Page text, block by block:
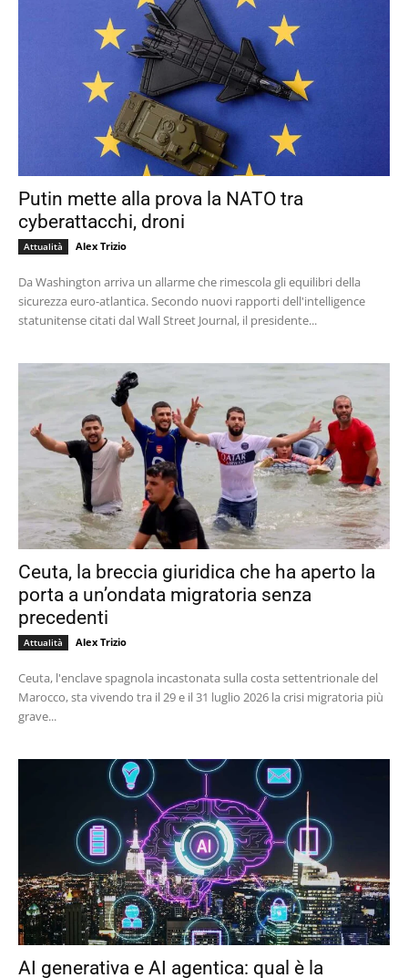
Putin mette alla prova la NATO tra
cyberattacchi, droni
Attualità Alex Trizio
Da Washington arriva un allarme che rimescola gli equilibri della
sicurezza euro-atlantica. Secondo nuovi rapporti dell'intelligence
statunitense citati dal Wall Street Journal, il presidente...
Ceuta, la breccia giuridica che ha aperto la
porta a un’ondata migratoria senza
precedenti
Attualità Alex Trizio
Ceuta, l'enclave spagnola incastonata sulla costa settentrionale del
Marocco, sta vivendo tra il 29 e il 31 luglio 2026 la crisi migratoria più
grave...
AI generativa e AI agentica: qual è la